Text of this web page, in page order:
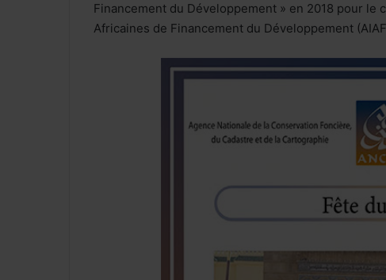
Financement du Développement » en 2018 pour le
Africaines de Financement du Développement